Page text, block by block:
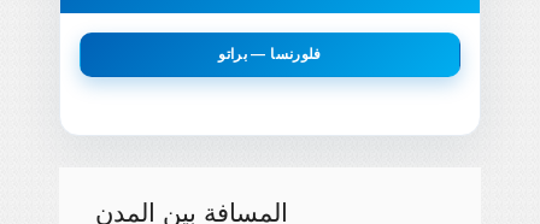
فلورنسا — براتو
المسافة بين المدن